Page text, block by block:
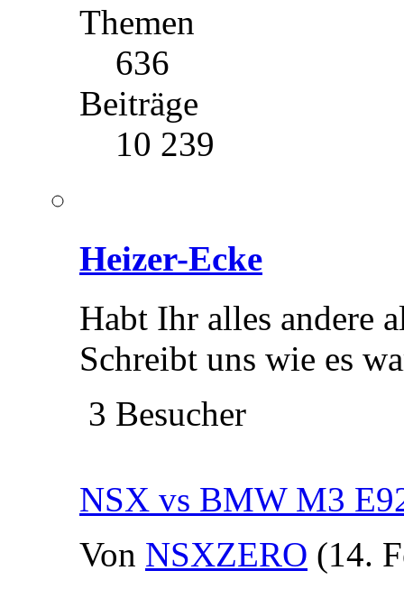
Themen
636
Beiträge
10 239
Heizer-Ecke
Habt Ihr alles andere
Schreibt uns wie es
3 Besucher
NSX vs BMW M3
Von NSXZERO (14.